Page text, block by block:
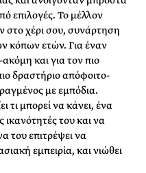
επιλογές. Το μέλλον
στο χέρι σου, συνάρτηση
κόπων ετών. Για έναν
και για τον πιο
δραστήριο απόφοιτο-
με εμπόδια.
τι μπορεί να κάνει, ένα
ικανότητές του και να
του επιτρέψει να
εμπειρία, και νιώθει